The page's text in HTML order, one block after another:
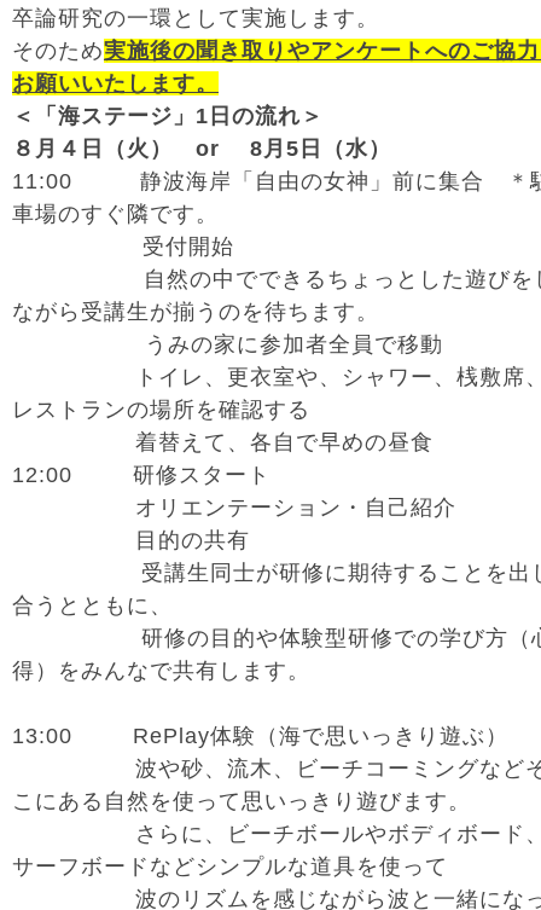
卒論研究の一環として実施します。
そのため実施後の聞き取りやアンケートへのご協
お願いいたします。
＜「海ステージ」1日の流れ＞
８月４日（火） or 8月5日（水）
11:00 静波海岸「自由の女神」前に集合 ＊
車場のすぐ隣です。
受付開始
自然の中でできるちょっとした遊びを
ながら受講生が揃うのを待ちます。
うみの家に参加者全員で移動
トイレ、更衣室や、シャワー、桟敷席
レストランの場所を確認する
着替えて、各自で早めの昼食
12:00 研修スタート
オリエンテーション・自己紹介
目的の共有
受講生同士が研修に期待することを出
合うとともに、
研修の目的や体験型研修での学び方（
得）をみんなで共有します。
13:00 RePlay体験（海で思いっきり遊ぶ）
波や砂、流木、ビーチコーミングなど
こにある自然を使って思いっきり遊びます。
さらに、ビーチボールやボディボード
サーフボードなどシンプルな道具を使って
波のリズムを感じながら波と一緒にな